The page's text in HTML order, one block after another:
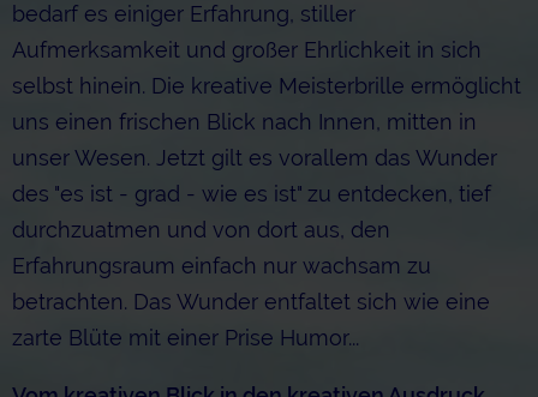
bedarf es einiger Erfahrung, stiller
Aufmerksamkeit und großer Ehrlichkeit in sich
selbst hinein. Die kreative Meisterbrille ermöglicht
uns einen frischen Blick nach Innen, mitten in
unser Wesen. Jetzt gilt es vorallem das Wunder
des "es ist - grad - wie es ist" zu entdecken, tief
durchzuatmen und von dort aus, den
Erfahrungsraum einfach nur wachsam zu
betrachten. Das Wunder entfaltet sich wie eine
zarte Blüte mit einer Prise Humor...